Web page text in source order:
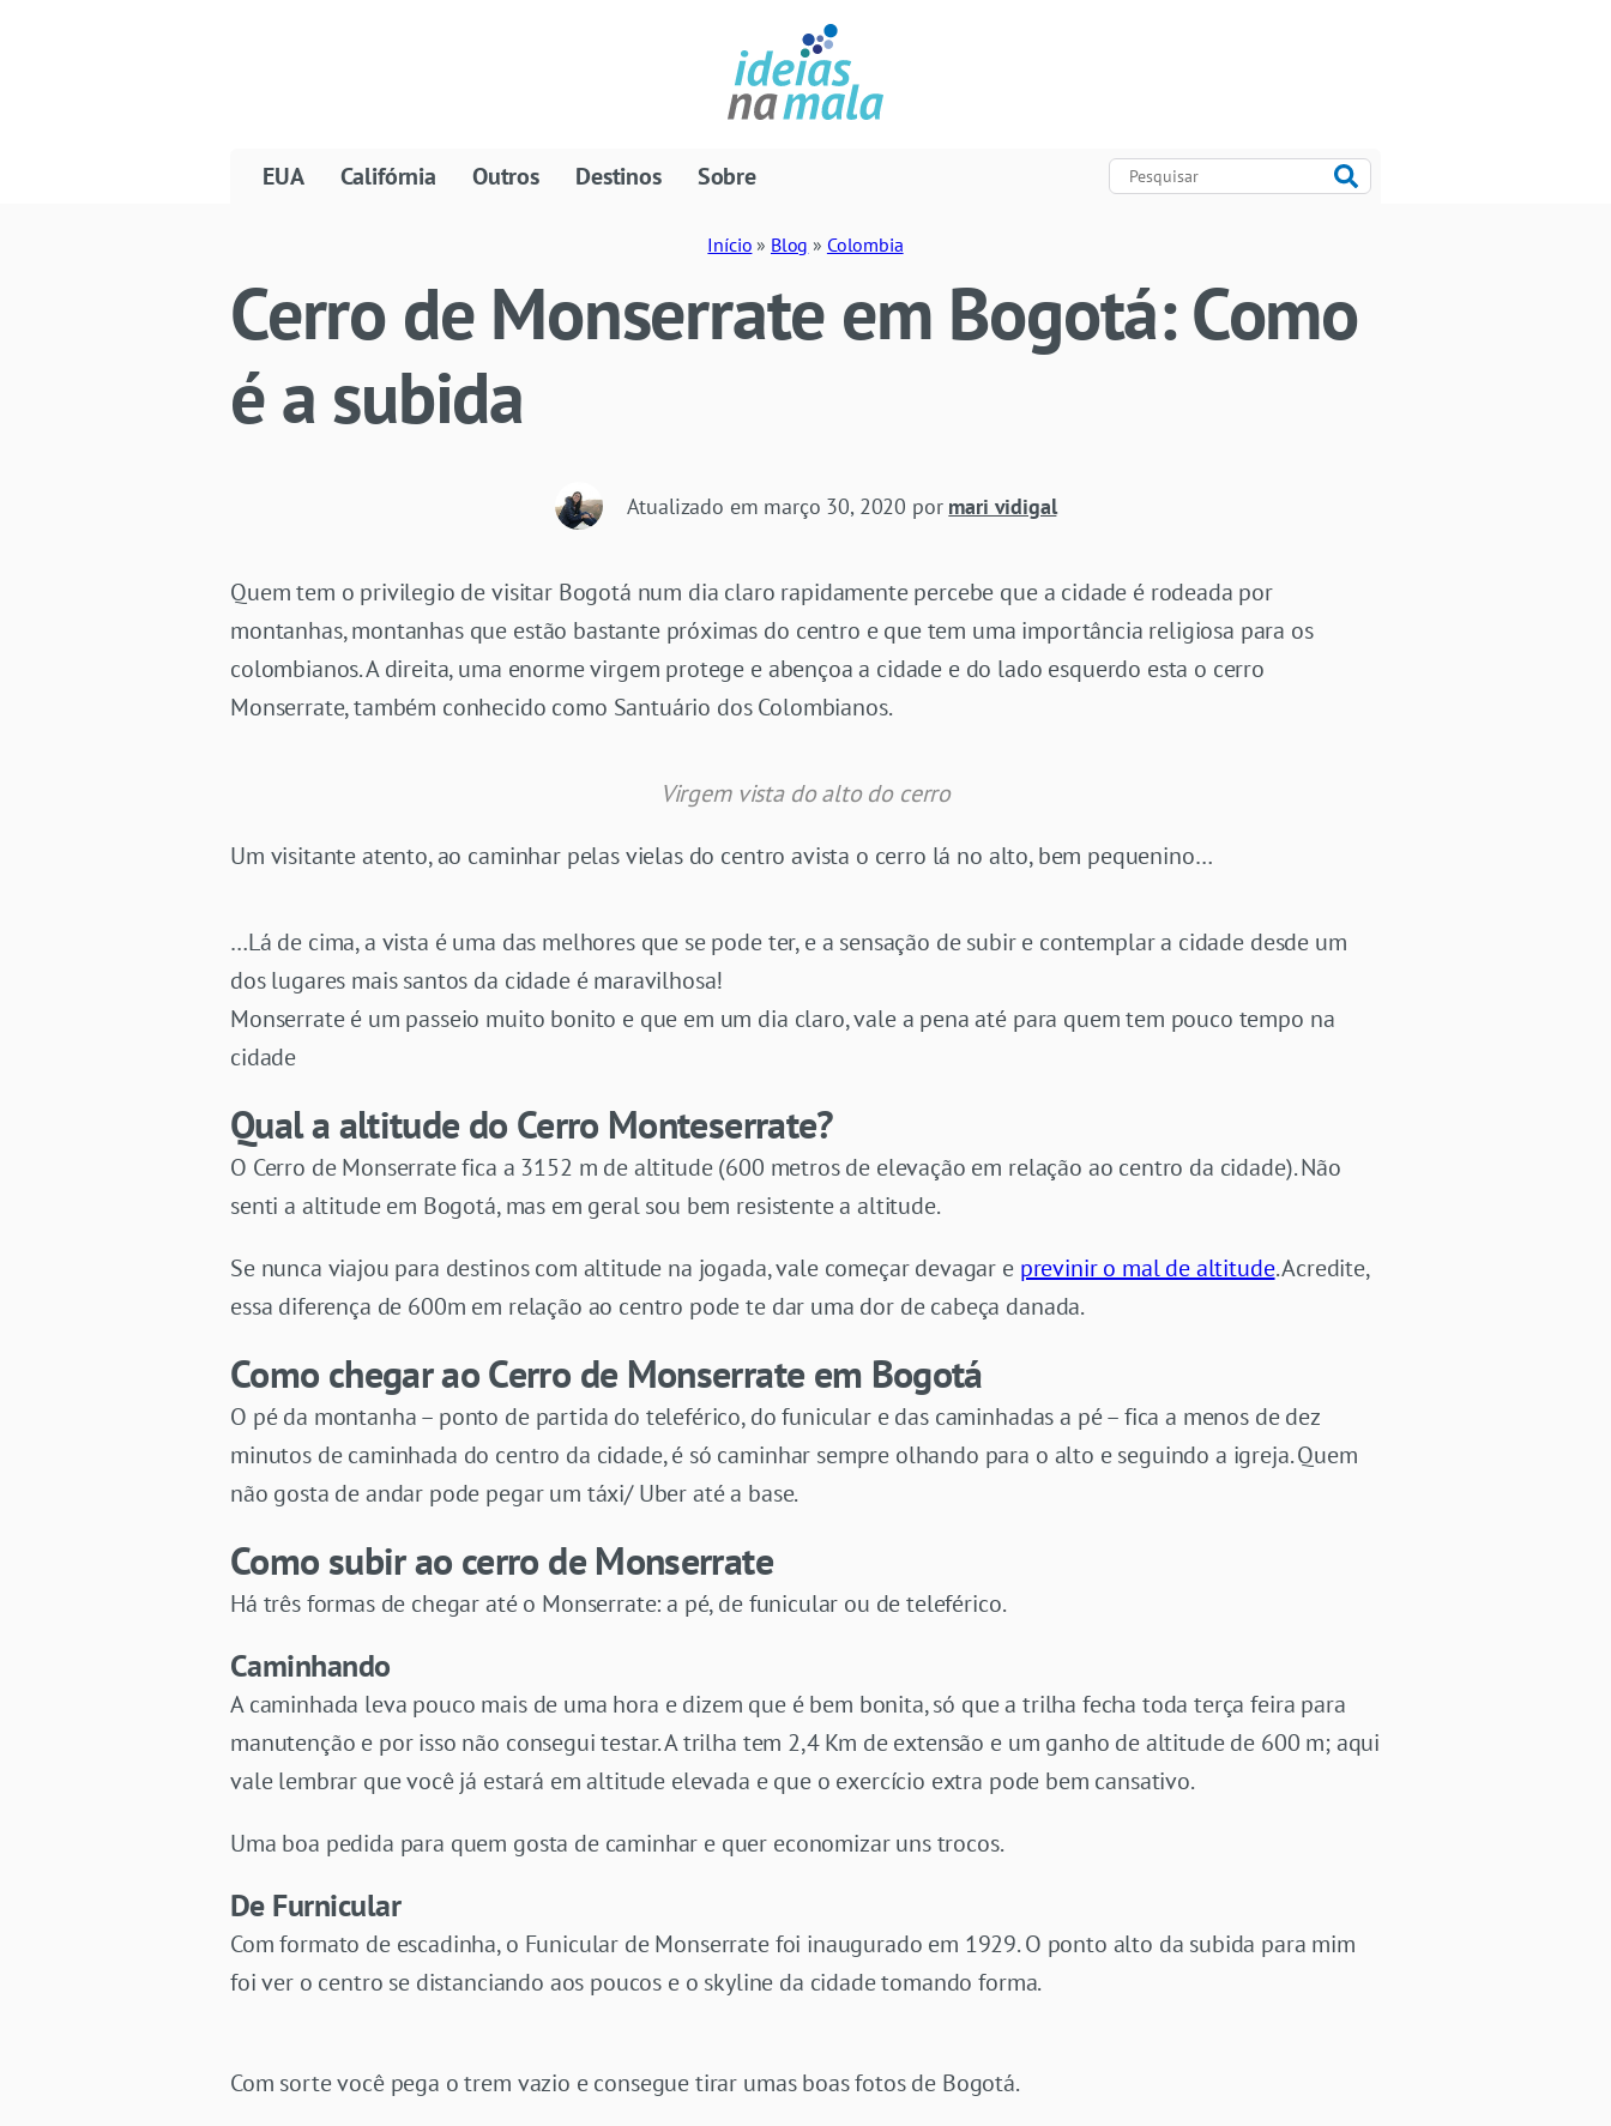
EUA Califórnia Outros Destinos Sobre
Início » Blog » Colombia
Cerro de Monserrate em Bogotá: Como
é a subida
Atualizado em março 30, 2020 por mari vidigal
Quem tem o privilegio de visitar Bogotá num dia claro rapidamente percebe que a cidade é rodeada por
montanhas, montanhas que estão bastante próximas do centro e que tem uma importância religiosa para os
colombianos. A direita, uma enorme virgem protege e abençoa a cidade e do lado esquerdo esta o cerro
Monserrate, também conhecido como Santuário dos Colombianos.
Virgem vista do alto do cerro
Um visitante atento, ao caminhar pelas vielas do centro avista o cerro lá no alto, bem pequenino…
…Lá de cima, a vista é uma das melhores que se pode ter, e a sensação de subir e contemplar a cidade desde um
dos lugares mais santos da cidade é maravilhosa!
Monserrate é um passeio muito bonito e que em um dia claro, vale a pena até para quem tem pouco tempo na
cidade
Qual a altitude do Cerro Monteserrate?
O Cerro de Monserrate fica a 3152 m de altitude (600 metros de elevação em relação ao centro da cidade). Não
senti a altitude em Bogotá, mas em geral sou bem resistente a altitude.
Se nunca viajou para destinos com altitude na jogada, vale começar devagar e previnir o mal de altitude. Acredite,
essa diferença de 600m em relação ao centro pode te dar uma dor de cabeça danada.
Como chegar ao Cerro de Monserrate em Bogotá
O pé da montanha – ponto de partida do teleférico, do funicular e das caminhadas a pé – fica a menos de dez
minutos de caminhada do centro da cidade, é só caminhar sempre olhando para o alto e seguindo a igreja. Quem
não gosta de andar pode pegar um táxi/ Uber até a base.
Como subir ao cerro de Monserrate
Há três formas de chegar até o Monserrate: a pé, de funicular ou de teleférico.
Caminhando
A caminhada leva pouco mais de uma hora e dizem que é bem bonita, só que a trilha fecha toda terça feira para
manutenção e por isso não consegui testar. A trilha tem 2,4 Km de extensão e um ganho de altitude de 600 m; aqui
vale lembrar que você já estará em altitude elevada e que o exercício extra pode bem cansativo.
Uma boa pedida para quem gosta de caminhar e quer economizar uns trocos.
De Furnicular
Com formato de escadinha, o Funicular de Monserrate foi inaugurado em 1929. O ponto alto da subida para mim
foi ver o centro se distanciando aos poucos e o skyline da cidade tomando forma.
Com sorte você pega o trem vazio e consegue tirar umas boas fotos de Bogotá.